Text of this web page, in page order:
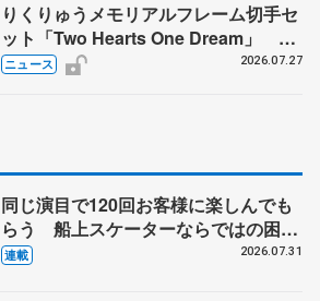
りくりゅうメモリアルフレーム切手セ
ット「Two Hearts One Dream」 受
注生産、7月29日受け付け開始
ニュース 2026.07.27
同じ演目で120回お客様に楽しんでも
らう 船上スケーターならではの困難
とは 影響あったPIW前キャプテン松
連載 2026.07.31